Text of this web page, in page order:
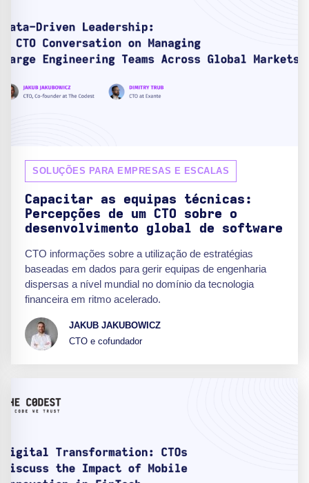
SOLUÇÕES PARA EMPRESAS E ESCALAS
Capacitar as equipas técnicas:
Percepções de um CTO sobre o
desenvolvimento global de software
CTO informações sobre a utilização de estratégias
baseadas em dados para gerir equipas de engenharia
dispersas a nível mundial no domínio da tecnologia
financeira em ritmo acelerado.
JAKUB JAKUBOWICZ
CTO e cofundador